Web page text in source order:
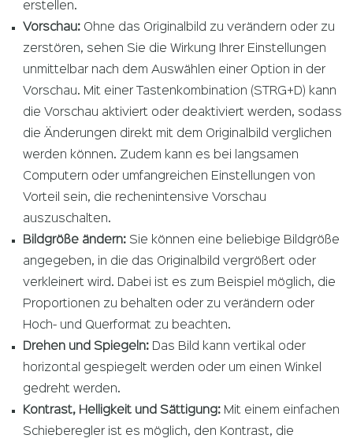
erstellen.
Vorschau: Ohne das Originalbild zu verändern oder zu
zerstören, sehen Sie die Wirkung Ihrer Einstellungen
unmittelbar nach dem Auswählen einer Option in der
Vorschau. Mit einer Tastenkombination (STRG+D) kann
die Vorschau aktiviert oder deaktiviert werden, sodass
die Änderungen direkt mit dem Originalbild verglichen
werden können. Zudem kann es bei langsamen
Computern oder umfangreichen Einstellungen von
Vorteil sein, die rechenintensive Vorschau
auszuschalten.
Bildgröße ändern: Sie können eine beliebige Bildgröße
angegeben, in die das Originalbild vergrößert oder
verkleinert wird. Dabei ist es zum Beispiel möglich, die
Proportionen zu behalten oder zu verändern oder
Hoch- und Querformat zu beachten.
Drehen und Spiegeln: Das Bild kann vertikal oder
horizontal gespiegelt werden oder um einen Winkel
gedreht werden.
Kontrast, Helligkeit und Sättigung: Mit einem einfachen
Schieberegler ist es möglich, den Kontrast, die